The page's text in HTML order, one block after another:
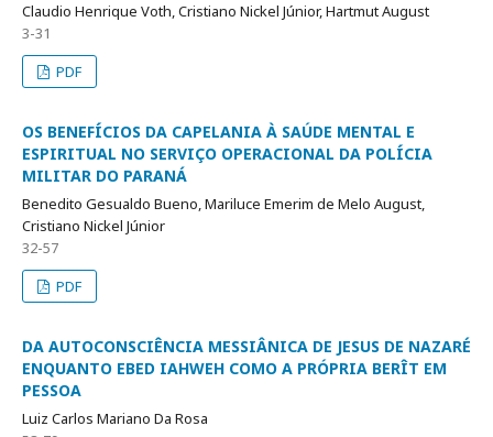
Claudio Henrique Voth, Cristiano Nickel Júnior, Hartmut August
3-31
PDF
OS BENEFÍCIOS DA CAPELANIA À SAÚDE MENTAL E
ESPIRITUAL NO SERVIÇO OPERACIONAL DA POLÍCIA
MILITAR DO PARANÁ
Benedito Gesualdo Bueno, Mariluce Emerim de Melo August,
Cristiano Nickel Júnior
32-57
PDF
DA AUTOCONSCIÊNCIA MESSIÂNICA DE JESUS DE NAZARÉ
ENQUANTO EBED IAHWEH COMO A PRÓPRIA BERÎT EM
PESSOA
Luiz Carlos Mariano Da Rosa